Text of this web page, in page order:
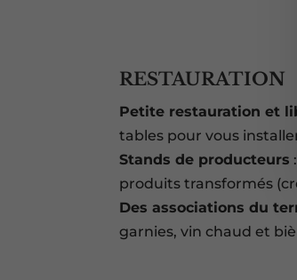
RESTAURATION
Petite restauration et
tables pour vous
Stands de producteurs
produits transformés
Des associations du
garnies, vin chaud et